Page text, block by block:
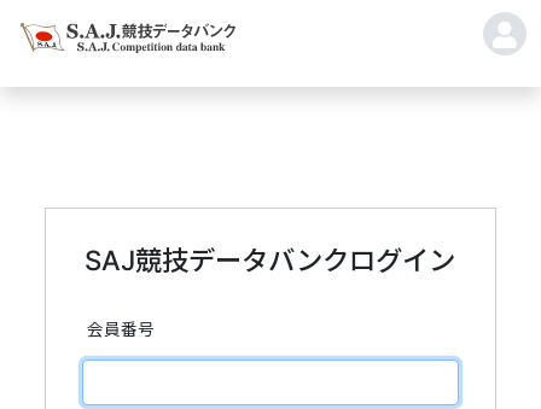
SAJ競技データバンクログイン
会員番号